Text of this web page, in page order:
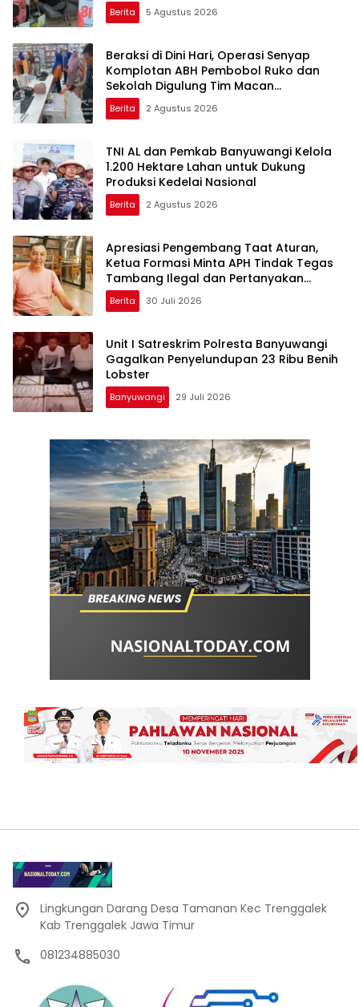
Berita 5 Agustus 2026
Beraksi di Dini Hari, Operasi Senyap
Komplotan ABH Pembobol Ruko dan
Sekolah Digulung Tim Macan
Blambangan
Berita 2 Agustus 2026
TNI AL dan Pemkab Banyuwangi Kelola
1.200 Hektare Lahan untuk Dukung
Produksi Kedelai Nasional
Berita 2 Agustus 2026
Apresiasi Pengembang Taat Aturan,
Ketua Formasi Minta APH Tindak Tegas
Tambang Ilegal dan Pertanyakan
Perizinan di Gambor
Berita 30 Juli 2026
Unit I Satreskrim Polresta Banyuwangi
Gagalkan Penyelundupan 23 Ribu Benih
Lobster
Banyuwangi 29 Juli 2026
Lingkungan Darang Desa Tamanan Kec Trenggalek
Kab Trenggalek Jawa Timur
081234885030